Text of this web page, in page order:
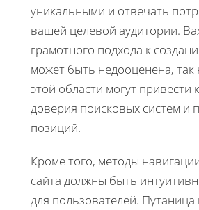
уникальными и отвечать
вашей целевой аудитории.
грамотного подхода к
может быть недооценена, так
этой области могут привести
доверия поисковых систем и
позиций.
Кроме того, методы
сайта должны быть
для пользователей.